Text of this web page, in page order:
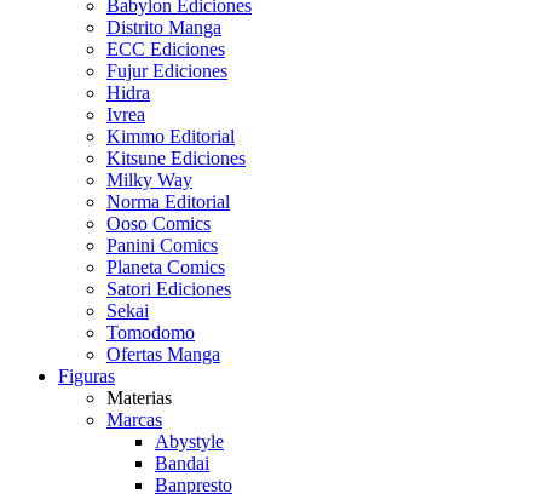
Babylon Ediciones
Distrito Manga
ECC Ediciones
Fujur Ediciones
Hidra
Ivrea
Kimmo Editorial
Kitsune Ediciones
Milky Way
Norma Editorial
Ooso Comics
Panini Comics
Planeta Comics
Satori Ediciones
Sekai
Tomodomo
Ofertas Manga
Figuras
Materias
Marcas
Abystyle
Bandai
Banpresto